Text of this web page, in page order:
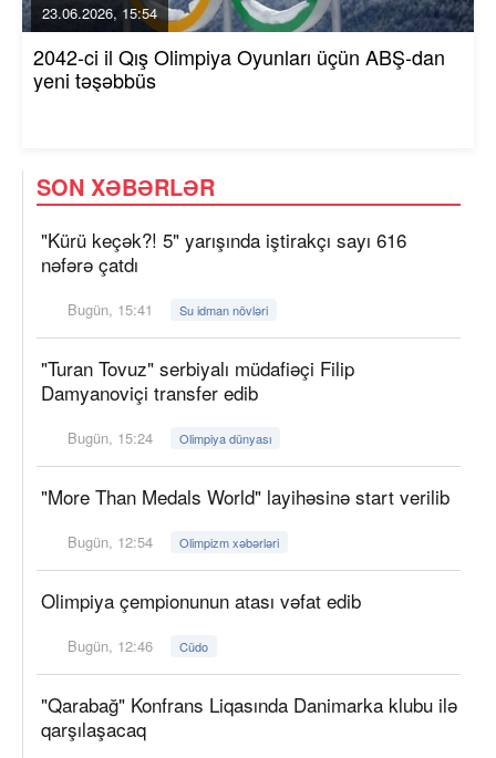
23.06.2026, 15:54
2042-ci il Qış Olimpiya Oyunları üçün ABŞ-dan
yeni təşəbbüs
SON XƏBƏRLƏR
"Kürü keçək?! 5" yarışında iştirakçı sayı 616
nəfərə çatdı
Bugün, 15:41 Su idman növləri
"Turan Tovuz" serbiyalı müdafiəçi Filip
Damyanoviçi transfer edib
Bugün, 15:24 Olimpiya dünyası
"More Than Medals World" layihəsinə start verilib
Bugün, 12:54 Olimpizm xəbərləri
Olimpiya çempionunun atası vəfat edib
Bugün, 12:46 Cüdo
"Qarabağ" Konfrans Liqasında Danimarka klubu ilə
qarşılaşacaq